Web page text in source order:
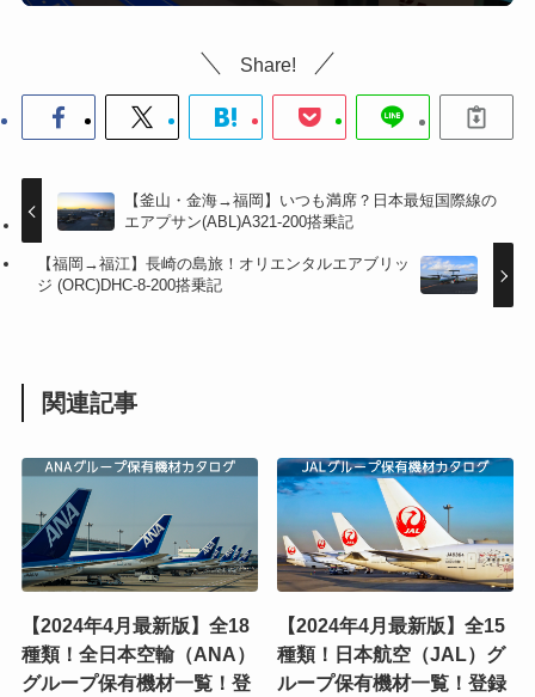
Share!
【釜山・金海→福岡】いつも満席？日本最短国際線の
エアプサン(ABL)A321-200搭乗記
【福岡→福江】長崎の島旅！オリエンタルエアブリッ
ジ (ORC)DHC-8-200搭乗記
関連記事
【2024年4月最新版】全18
種類！全日本空輸（ANA）
グループ保有機材一覧！登
【2024年4月最新版】全15
種類！日本航空（JAL）グ
ループ保有機材一覧！登録